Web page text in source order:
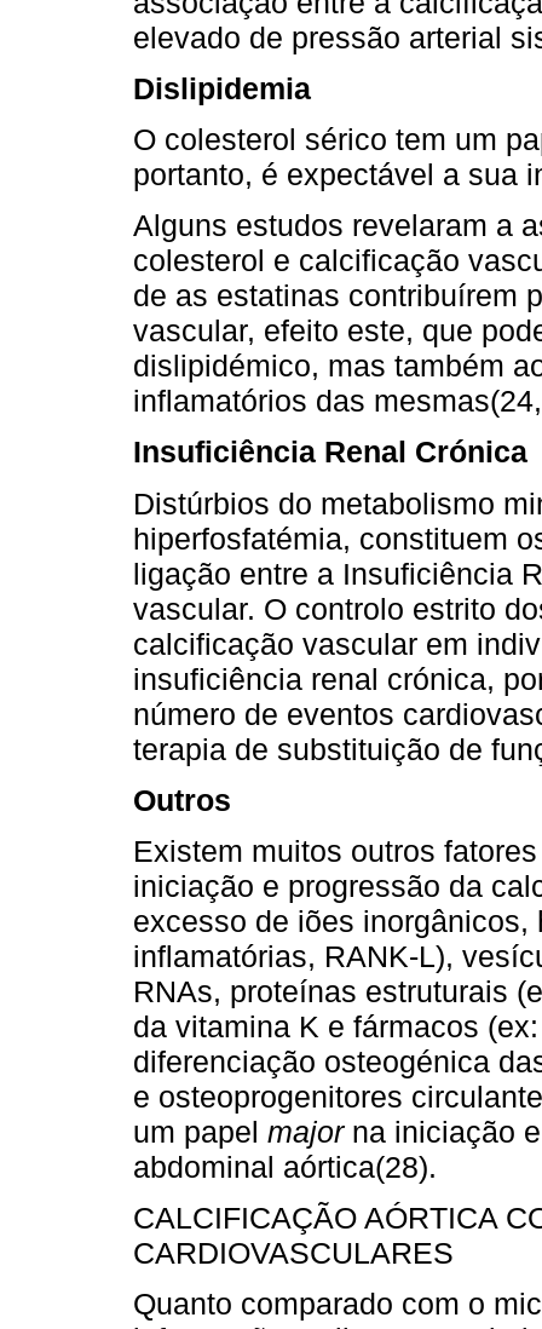
elevado de pressão arterial
Dislipidemia
O colesterol sérico tem um
portanto, é expectável a sua
Alguns estudos revelaram a
colesterol e calcificação
de as estatinas contribuírem
vascular, efeito este, que
dislipidémico, mas também
inflamatórios das
Insuficiência Renal Crónica
Distúrbios do metabolismo
hiperfosfatémia, constituem
ligação entre a Insuficiência
vascular. O controlo estrito
calcificação vascular em
insuficiência renal cróni­ca,
número de eventos
terapia de subs­tituição de
Outros
Existem muitos outros
iniciação e progressão da
excesso de iões
inflamatórias, RANK-L),
RNAs, proteínas estruturais
da vitamina K e fármacos
diferenciação osteogénica
e osteoprogenitores
um papel major na iniciação
abdominal aórtica(28).
CALCIFICAÇÃO AÓRTICA
CARDIOVASCULARES
Quanto comparado com o